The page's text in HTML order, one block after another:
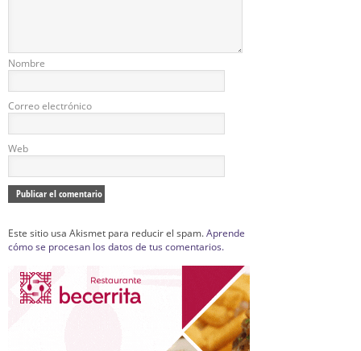
Nombre
Correo electrónico
Web
Este sitio usa Akismet para reducir el spam.Aprende
cómo se procesan los datos de tus comentarios.